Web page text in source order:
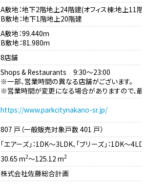
A敷地：地下2階地上24階建(オフィス棟:地上11階
B敷地：地下1階地上20階建
A敷地：99.440m
B敷地：81.980m
8店舗
Shops & Restaurants 9:30～23:00
※一部、営業時間の異なる店舗がございます。
※営業時間が変更になる場合がありますので、最
https://www.parkcitynakano-sr.jp/
807 戸（一般販売対象戸数 401 戸）
「エアーズ」：1DK～3LDK、「ブリーズ」：1DK～
30.65 m2～125.12 m2
株式会社佐藤総合計画